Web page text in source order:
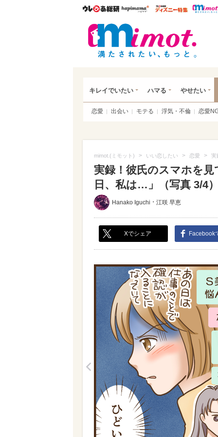
ウレぴあ総研ハピママ*
ウレぴ
キレイでいたい ハマる やせたい
恋愛 出会い モテる 浮気・不倫 恋愛
mimot.(ミモット) > いい恋したい > 恋愛 > 実
実録！彼氏のスマホを
日、私は…」（写真 3/4
Hanako Iguchi ・ 江咲 早恵
Xでシェア Facebook